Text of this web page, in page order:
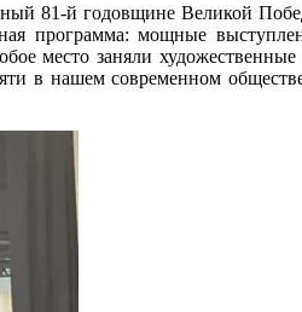
81-й годовщине Великой
программа: мощные
место заняли
в нашем современном